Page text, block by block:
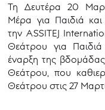
Τη Δευτέρα 20
Μέρα για Παιδιά
την ASSITEJ
Θεάτρου για
έναρξη της
Θεάτρου, που
Θεάτρου στις 27